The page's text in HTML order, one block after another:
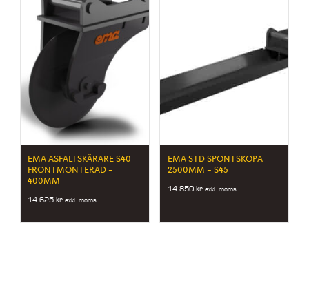
EMA ASFALTSKÄRARE S40
FRONTMONTERAD –
400MM
14 625kr exkl. moms
EMA STD SPONTSKOPA
2500MM – S45
14 850 kr exkl. moms